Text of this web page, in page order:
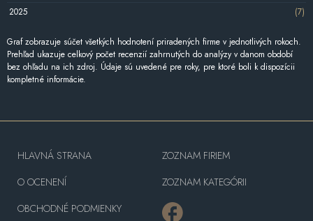
2025
(7)
Graf zobrazuje súčet všetkých hodnotení priradených firme v jednotlivých rokoch.
Prehľad ukazuje celkový počet recenzií zahrnutých do analýzy v danom období
bez ohľadu na ich zdroj. Údaje sú uvedené pre roky, pre ktoré boli k dispozícii
kompletné informácie.
HLAVNÁ STRANA
O OCENENÍ
OBCHODNÉ PODMIENKY
ZOZNAM FIRIEM
ZOZNAM KATEGÓRII